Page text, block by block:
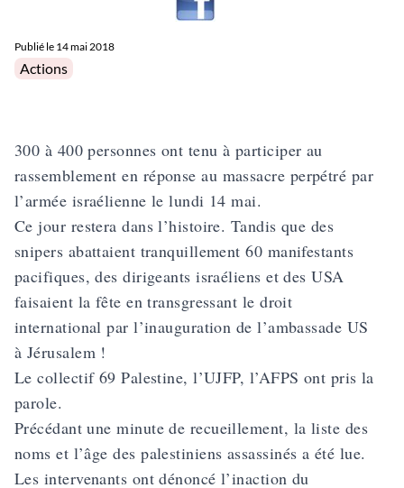
Publié le 14 mai 2018
Posted in
Actions
300 à 400 personnes ont tenu à participer au
rassemblement en réponse au massacre perpétré par
l’armée israélienne le lundi 14 mai.
Ce jour restera dans l’histoire. Tandis que des
snipers abattaient tranquillement 60 manifestants
pacifiques, des dirigeants israéliens et des USA
faisaient la fête en transgressant le droit
international par l’inauguration de l’ambassade US
à Jérusalem !
Le collectif 69 Palestine, l’UJFP, l’AFPS ont pris la
parole.
Précédant une minute de recueillement, la liste des
noms et l’âge des palestiniens assassinés a été lue.
Les intervenants ont dénoncé l’inaction du